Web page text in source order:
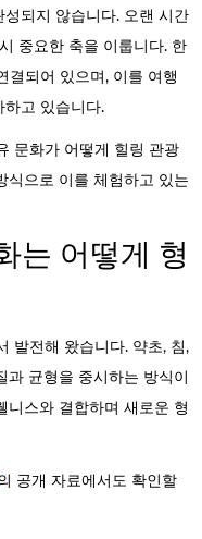
되지 않습니다. 오랜 시간
중요한 축을 이룹니다. 한
결되어 있으며, 이를 여행
하고 있습니다.
문화가 어떻게 힐링 관광
식으로 이를 체험하고 있는
는 어떻게 형
발전해 왔습니다. 약초, 침,
균형을 중시하는 방식이
니스와 결합하며 새로운 형
공개 자료에서도 확인할